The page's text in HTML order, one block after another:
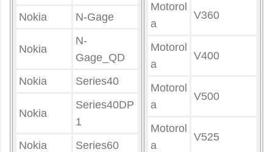
Nokia
N-Gage
Nokia
N-
Gage_QD
Nokia
Series40
Nokia
Series40DP
1
Nokia
Series60
Motorol
a
V360
Motorol
a
V400
Motorol
a
V500
Motorol
a
V525